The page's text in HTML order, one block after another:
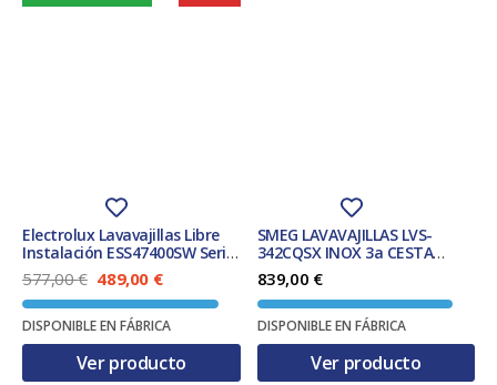
Electrolux Lavavajillas Libre
Instalación ESS47400SW Serie
600 SatelliteClean Blanco 13
Cubiertos Clase C
577,00€ E
l
p
r
c
489,00 €E
l
p
r
e
c
DISPONIBLE EN FÁBRICA
Ver producto
SMEG LAVAVAJILLAS LVS-
342CQSX INOX 3a CESTA
CLASE C
839,00 €
DISPONIBLE EN FÁBRICA
Ver producto